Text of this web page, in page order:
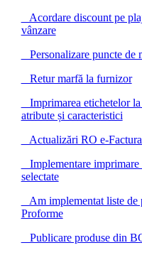
Acordare discount pe
vânzare
Personalizare puncte de
Retur marfă la furnizor
Imprimarea etichetelor
atribute și caracteristici
Actualizări RO e-
Implementare imprimare
selectate
Am implementat liste de
Proforme
Publicare produse din